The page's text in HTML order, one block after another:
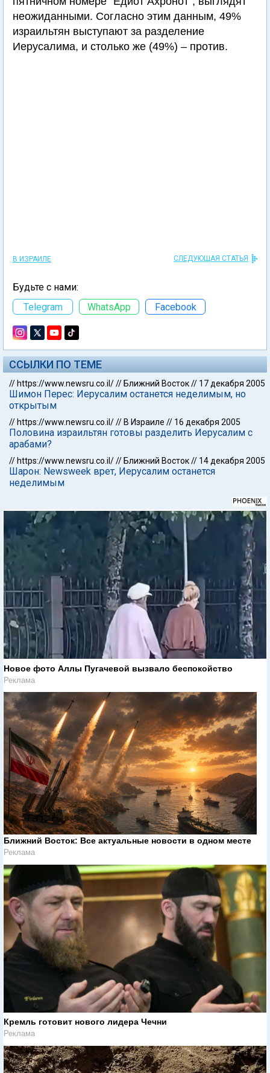
неожиданными. Согласно этим данным, 49%
израильтян выступают за разделение
Иерусалима, и столько же (49%) – против.
В ИЗРАИЛЕ СЛЕДУЮЩАЯ СТАТЬЯ
Будьте с нами:
Telegram
WhatsApp Facebook
ССЫЛКИ ПО ТЕМЕ
// https://www.newsru.co.il/// Ближний Восток// 17 декабря 2005
Шимон Перес: Иерусалим останется неделимым, но
открытым
// https://www.newsru.co.il/// В Израиле // 16 декабря 2005
Половина израильтян готовы разделить Иерусалим с
арабами?
// https://www.newsru.co.il/// Ближний Восток// 14 декабря 2005
Шарон: Newsweek врет, Иерусалим останется
неделимым
Новое фото Аллы Пугачевой вызвало беспокойство
Реклама
Ближний Восток: Все актуальные новости в одном месте
Реклама
Кремль готовит нового лидера Чечни
Реклама